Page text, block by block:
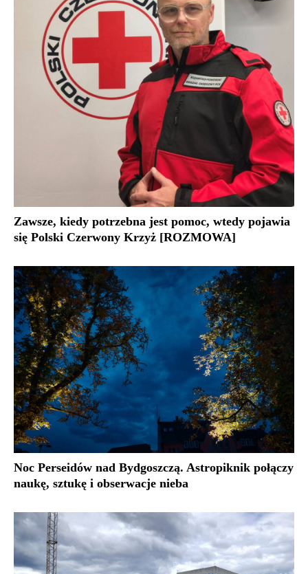
Zawsze, kiedy potrzebna jest pomoc, wtedy pojawia
się Polski Czerwony Krzyż [ROZMOWA]
Noc Perseidów nad Bydgoszczą. Astropiknik połączy
naukę, sztukę i obserwacje nieba